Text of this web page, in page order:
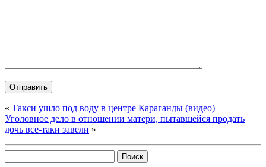
« Такси ушло под воду в центре Караганды (видео) |
Уголовное дело в отношении матери, пытавшейся продать
дочь все-таки завели »